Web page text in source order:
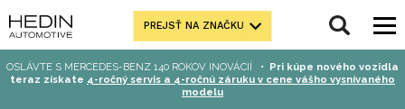
PREJSŤ NA ZNAČKU
OSLÁVTE S MERCEDES-BENZ 140 ROKOV INOVÁCIÍ • Pri kúpe nového vozidla
teraz získate 4-ročný servis a 4-ročnú záruku v cene vášho vysnívaného
modelu